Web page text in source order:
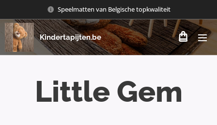
Speelmatten van Belgische topkwaliteit
Kindertapijten.be
Little Gem